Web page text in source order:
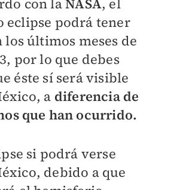
con laNASA, el
eclipse podrá tener
los últimos meses de
por lo que debes
éste sí será visible
a diferencia de
que han ocurrido.
si podrá verse
debido a que